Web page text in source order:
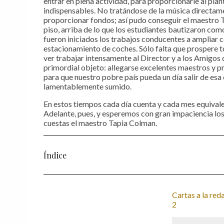
indispensables. No tratándose de la música
proporcionar fondos; así pudo conseguir el maestro
piso, arriba de lo que los estudiantes bautizaron
fueron iniciados los trabajos conducentes a ampliar
estacionamiento de coches. Sólo falta que prospere
ver trabajar intensamente al Director y a los Amigos
primordial objeto: allegarse excelentes maestros y
para que nuestro pobre país pueda un día salir de
lamentablemente sumido.
En estos tiempos cada día cuenta y cada mes
Adelante, pues, y esperemos con gran impaciencia
cuestas el maestro Tapia Colman.
Índice
Cartas a la
2